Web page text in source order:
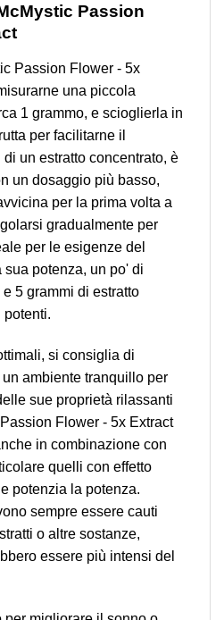
Passion
Passion Flower - 5x
una piccola
1 grammo, e scioglierla in
per facilitarne il
un estratto concentrato, è
un dosaggio più basso,
per la prima volta a
gradualmente per
per le esigenze del
potenza, un po' di
5 grammi di estratto
potenti.
si consiglia di
ambiente tranquillo per
sue proprietà rilassanti
Flower - 5x Extract
in combinazione con
quelli con effetto
potenzia la potenza.
sempre essere cauti
o altre sostanze,
essere più intensi del